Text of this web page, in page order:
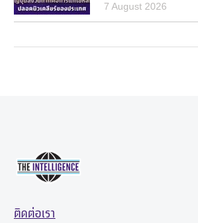
7 August 2026
ติดต่อเรา